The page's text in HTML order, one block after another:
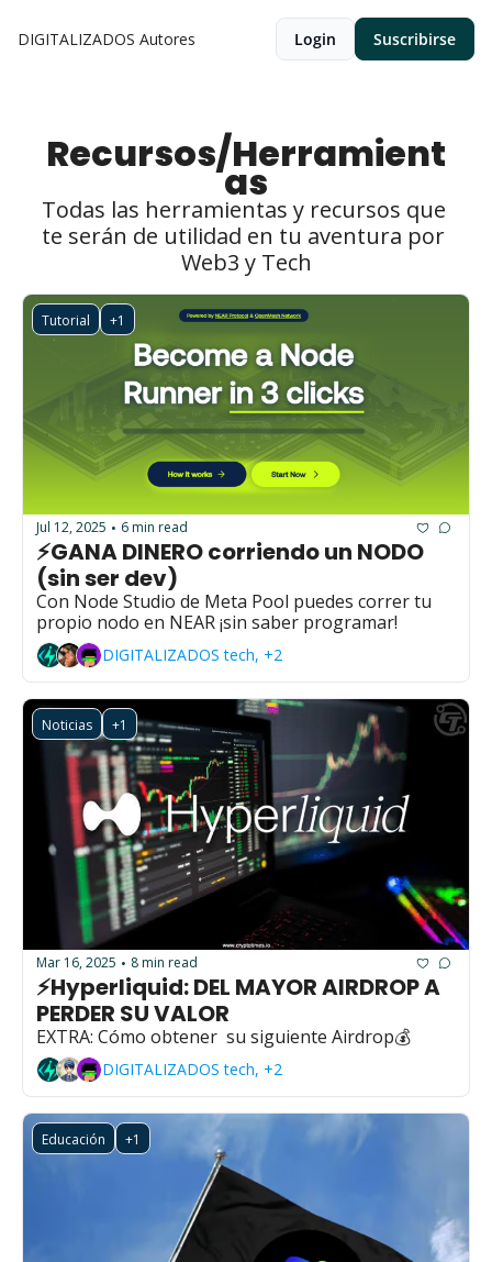
DIGITALIZADOS Autores Login Suscribirse
Recursos/Herramient
as
Todas las herramientas y recursos que
te serán de utilidad en tu aventura por
Web3 y Tech
Tutorial +1
Jul 12, 2025 • 6 min read
⚡GANA DINERO corriendo un NODO
(sin ser dev)
Con Node Studio de Meta Pool puedes correr tu
propio nodo en NEAR ¡sin saber programar!
DIGITALIZADOS tech, +2
Noticias +1
Mar 16, 2025 • 8 min read
⚡Hyperliquid: DEL MAYOR AIRDROP A
EXTRA: Cómo obtener  su siguiente Airdrop💰
DIGITALIZADOS tech, +2
Educación +1